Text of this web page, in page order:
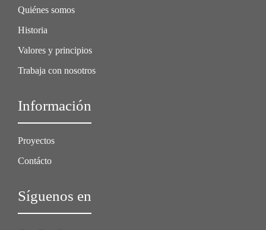
Quiénes somos
Historia
Valores y principios
Trabaja con nosotros
Información
Proyectos
Contácto
Síguenos en